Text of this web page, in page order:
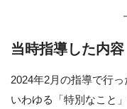
当時指導した内容
2024年2月の指導で行っ
いわゆる「特別なこと」